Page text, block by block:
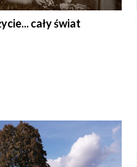
cały świat